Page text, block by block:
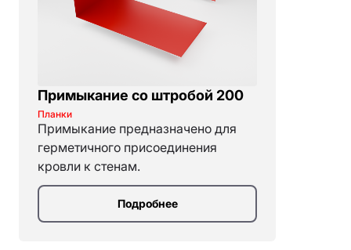
Примыкание со штробой 200
Планки
Примыкание предназначено для
герметичного присоединения
кровли к стенам.
Подробнее